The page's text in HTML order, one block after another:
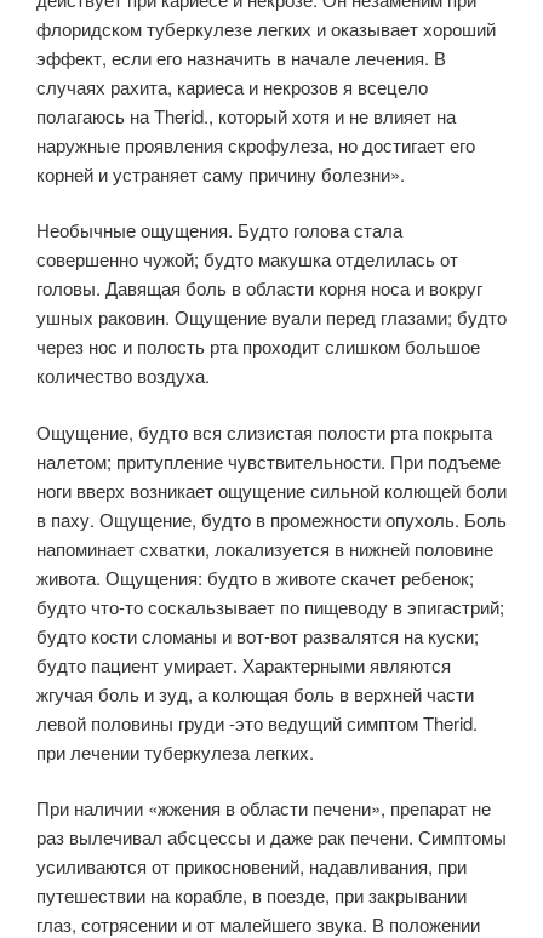
флоридском туберкулезе легких и оказывает хороший
эффект, если его назначить в начале лечения. В
случаях рахита, кариеса и некрозов я всецело
полагаюсь на Therid., который хотя и не влияет на
наружные проявления скрофулеза, но достигает его
корней и устраняет саму причину болезни».
Необычные ощущения. Будто голова стала
совершенно чужой; будто макушка отделилась от
головы. Давящая боль в области корня носа и вокруг
ушных раковин. Ощущение вуали перед глазами; будто
через нос и полость рта проходит слишком большое
количество воздуха.
Ощущение, будто вся слизистая полости рта покрыта
налетом; притупление чувствительности. При подъеме
ноги вверх возникает ощущение сильной колющей боли
в паху. Ощущение, будто в промежности опухоль. Боль
напоминает схватки, локализуется в нижней половине
живота. Ощущения: будто в животе скачет ребенок;
будто что-то соскальзывает по пищеводу в эпигастрий;
будто кости сломаны и вот-вот развалятся на куски;
будто пациент умирает. Характерными являются
жгучая боль и зуд, а колющая боль в верхней части
левой половины груди -это ведущий симптом Therid.
при лечении туберкулеза легких.
При наличии «жжения в области печени», препарат не
раз вылечивал абсцессы и даже рак печени. Симптомы
усиливаются от прикосновений, надавливания, при
путешествии на корабле, в поезде, при закрывании
глаз, сотрясении и от малейшего звука. В положении